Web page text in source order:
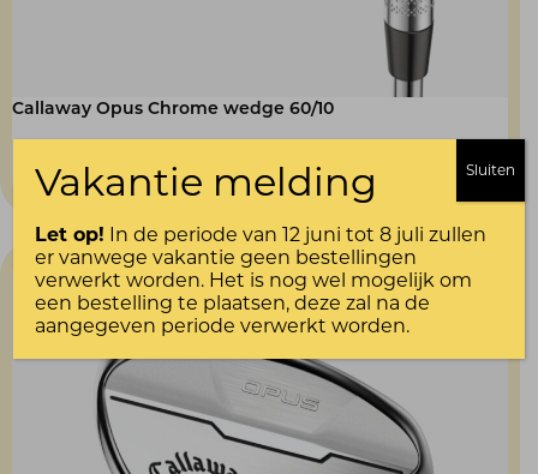
Callaway Opus Chrome wedge 60/10
199,00 Oorspronkelijke
was:
€ 199,00.
€179,00Huidige
is:
€ 179,00.
Vakantie melding
Let op! In de periode van 12 juni tot 8 juli zullen
er vanwege vakantie geen bestellingen
verwerkt worden. Het is nog wel mogelijk om
een bestelling te plaatsen, deze zal na de
aangegeven periode verwerkt worden.
Sluiten